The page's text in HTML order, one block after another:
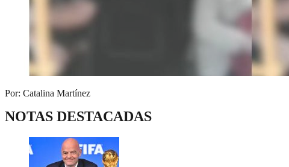
Por: Catalina Martínez
NOTAS DESTACADAS